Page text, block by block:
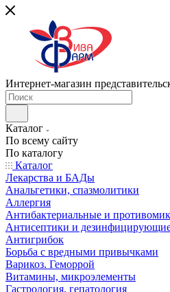
Интернет-магазин
Каталог
По всему сайту
По каталогу
Каталог
Лекарства и БАДы
Анальгетики, спазмолитики
Аллергия
Антибактериальные и
Антисептики и дезинфицирующие
Антигрибок
Борьба с вредными привычками
Варикоз. Геморрой
Витамины, микроэлементы
Гастрология, гепатология